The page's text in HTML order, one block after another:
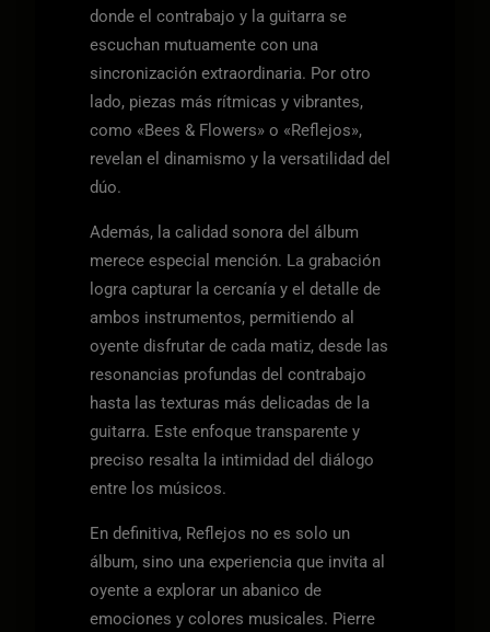
donde el contrabajo y la guitarra se
escuchan mutuamente con una
sincronización extraordinaria. Por otro
lado, piezas más rítmicas y vibrantes,
como «Bees & Flowers» o «Reflejos»,
revelan el dinamismo y la versatilidad del
dúo.
Además, la calidad sonora del álbum
merece especial mención. La grabación
logra capturar la cercanía y el detalle de
ambos instrumentos, permitiendo al
oyente disfrutar de cada matiz, desde las
resonancias profundas del contrabajo
hasta las texturas más delicadas de la
guitarra. Este enfoque transparente y
preciso resalta la intimidad del diálogo
entre los músicos.
En definitiva, Reflejos no es solo un
álbum, sino una experiencia que invita al
oyente a explorar un abanico de
emociones y colores musicales. Pierre